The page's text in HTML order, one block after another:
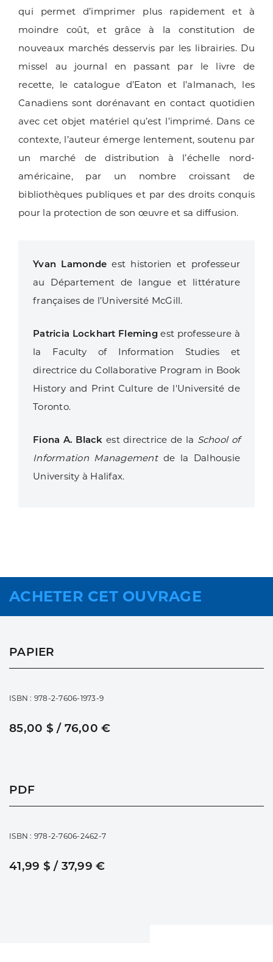
qui permet d’imprimer plus rapidement et à
moindre coût, et grâce à la constitution de
nouveaux marchés desservis par les librairies. Du
missel au journal en passant par le livre de
recette, le catalogue d’Eaton et l’almanach, les
Canadiens sont dorénavant en contact quotidien
avec cet objet matériel qu’est l’imprimé. Dans ce
contexte, l’auteur émerge lentement, soutenu par
un marché de distribution à l’échelle nord-
américaine, par un nombre croissant de
bibliothèques publiques et par des droits conquis
pour la protection de son œuvre et sa diffusion.
Yvan Lamonde est historien et professeur
au Département de langue et littérature
françaises de l’Université McGill.
Patricia Lockhart Flemingest professeure à
la Faculty of Information Studies et
directrice du Collaborative Program in Book
History and Print Culture de l'Université de
Toronto.
Fiona A. Black est directrice de la School of
Information Managementde la Dalhousie
University à Halifax.
ACHETER CET OUVRAGE
PAPIER
ISBN : 978-2-7606-1973-9
85,00 $ / 76,00 €
PDF
ISBN : 978-2-7606-2462-7
41,99 $ / 37,99 €